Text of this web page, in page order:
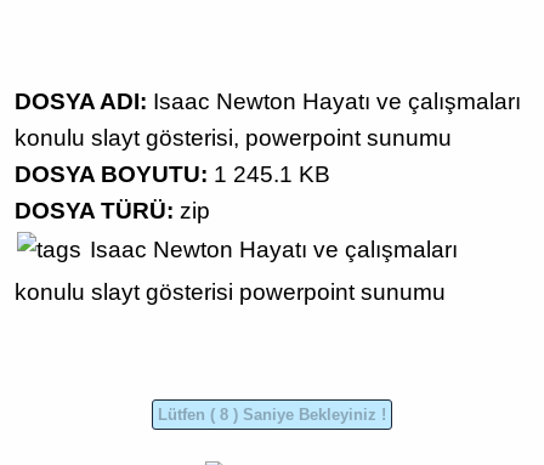
DOSYA ADI: Isaac Newton Hayatı ve çalışmaları
konulu slayt gösterisi, powerpoint sunumu
DOSYA BOYUTU: 1 245.1 KB
DOSYA TÜRÜ: zip
Isaac Newton Hayatı ve çalışmaları
konulu slayt gösterisi powerpoint sunumu